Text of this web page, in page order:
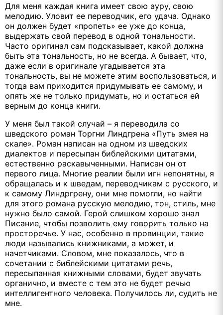
Для меня каждая книга имеет свою ауру, свою
мелодию. Уловит ее переводчик, его удача. Однако
он должен будет «пропеть» ее уже до конца,
выдержать свой перевод в одной тональности.
Часто оригинал сам подсказывает, какой должна
быть эта тональность, но не всегда. А бывает, что,
даже если в оригинале угадывается эта
тональность, вы не можете этим воспользоваться, и
тогда вам приходится придумывать ее самому, и
опять же не только придумать, но и остаться ей
верным до конца книги.
У меня был такой случай – я переводила со
шведского роман Торгни Линдгрена «Путь змея на
скале». Роман написан на одном из шведских
диалектов и пересыпан библейскими цитатами,
естественно раскавыченными. Написан он от
первого лица. Многие реалии были игн непонятны, я
обращалась и к шведам, переводчикам с русского, и
к самому Линдргрену, они мне помогли, но найти
для этого романа русскую мелодию, тон, стиль, мне
нужно было самой. Герой слишком хорошо знал
Писание, чтобы позволить ему говорить только на
просторечье. У нас, особенно в провинции, такие
люди назывались книжниками, а может, и
начетчиками. Словом, мне показалось, что в
сочетании с библейскими цитатами речь,
пересыпанная книжными словами, будет звучать
органично, и вместе с тем это не будет речью
интеллигентного человека. Получилось ли, судить не
мне.